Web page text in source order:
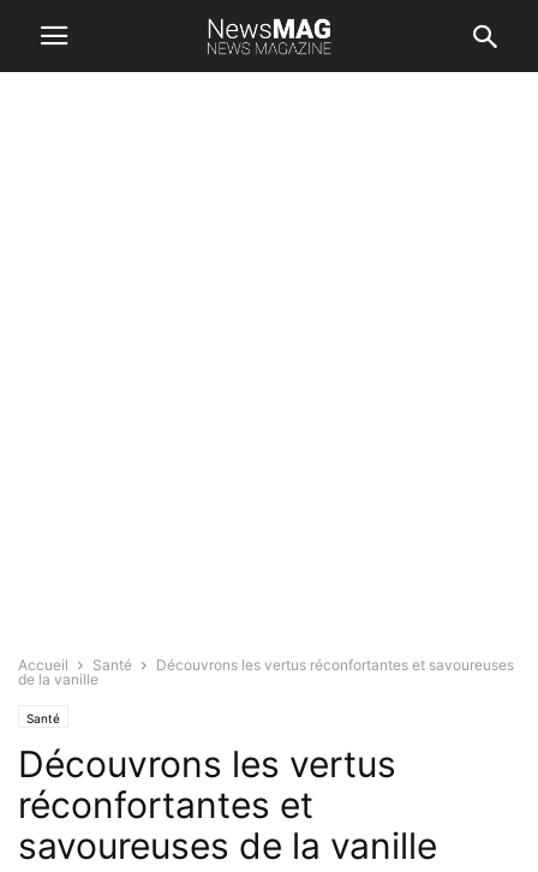
Accueil Santé
Découvrons les vertus réconfortantes et savoureuses
de la vanille
Santé
Découvrons les vertus
réconfortantes et
savoureuses de la vanille